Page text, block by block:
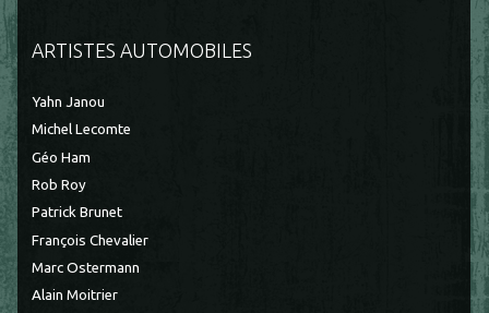
ARTISTES AUTOMOBILES
Yahn Janou
Michel Lecomte
Géo Ham
Rob Roy
Patrick Brunet
François Chevalier
Marc Ostermann
Alain Moitrier